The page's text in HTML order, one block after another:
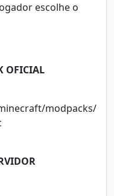
escolhe o
OFICIAL
modpacks/